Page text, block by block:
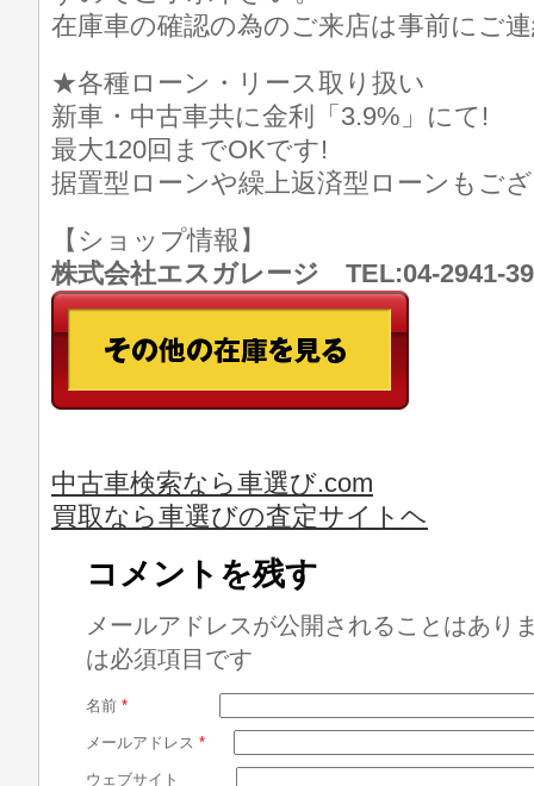
在庫車の確認の為のご来店は事前にご
★各種ローン・リース取り扱い
新車・中古車共に金利「3.9%」にて!
最大120回までOKです!
据置型ローンや繰上返済型ローンもご
【ショップ情報】
株式会社エスガレージ TEL:04-2941-
中古車検索なら車選び.com
買取なら車選びの査定サイトヘ
コメントを残す
メールアドレスが公開されることはあり
は必須項目です
名前 *
メールアドレス *
ウェブサイト